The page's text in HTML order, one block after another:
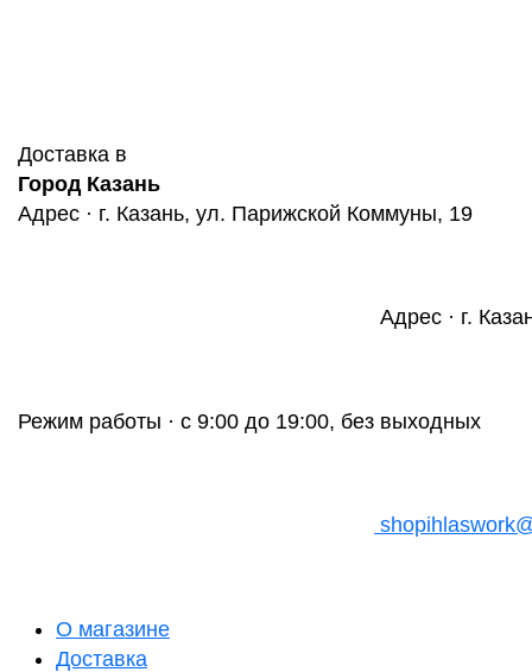
Доставка в
Город Казань
Адрес · г. Казань, ул. Парижской Коммуны, 19
Адрес · г.
Режим работы · с 9:00 до 19:00, без выходных
О магазине
Доставка